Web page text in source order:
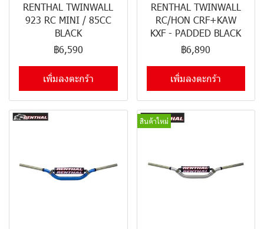
RENTHAL TWINWALL
923 RC MINI / 85CC
BLACK
฿6,590
เพิ่มลงตะกร้า
RENTHAL TWINWALL
RC/HON CRF+KAW
KXF - PADDED BLACK
฿6,890
เพิ่มลงตะกร้า
สินค้าใหม่